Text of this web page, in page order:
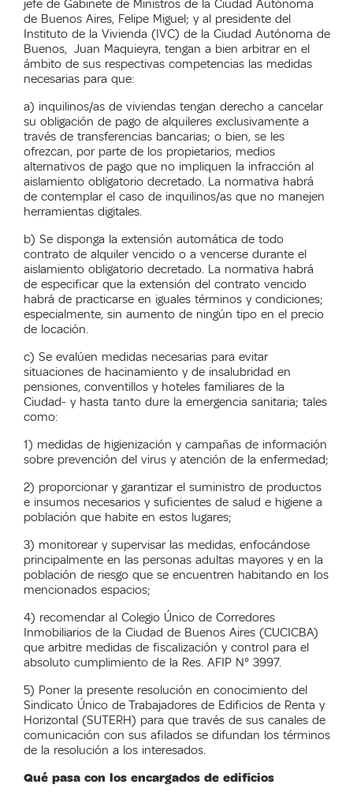
jefe de Gabinete de Ministros de la Ciudad Autónoma
de Buenos Aires, Felipe Miguel; y al presidente del
Instituto de la Vivienda (IVC) de la Ciudad Autónoma de
Buenos, Juan Maquieyra, tengan a bien arbitrar en el
ámbito de sus respectivas competencias las medidas
necesarias para que:
a) inquilinos/as de viviendas tengan derecho a cancelar
su obligación de pago de alquileres exclusivamente a
través de transferencias bancarias; o bien, se les
ofrezcan, por parte de los propietarios, medios
alternativos de pago que no impliquen la infracción al
aislamiento obligatorio decretado. La normativa habrá
de contemplar el caso de inquilinos/as que no manejen
herramientas digitales.
b) Se disponga la extensión automática de todo
contrato de alquiler vencido o a vencerse durante el
aislamiento obligatorio decretado. La normativa habrá
de especificar que la extensión del contrato vencido
habrá de practicarse en iguales términos y condiciones;
especialmente, sin aumento de ningún tipo en el precio
de locación.
c) Se evalúen medidas necesarias para evitar
situaciones de hacinamiento y de insalubridad en
pensiones, conventillos y hoteles familiares de la
Ciudad- y hasta tanto dure la emergencia sanitaria; tales
como:
1) medidas de higienización y campañas de información
sobre prevención del virus y atención de la enfermedad;
2) proporcionar y garantizar el suministro de productos
e insumos necesarios y suficientes de salud e higiene a
población que habite en estos lugares;
3) monitorear y supervisar las medidas, enfocándose
principalmente en las personas adultas mayores y en la
población de riesgo que se encuentren habitando en los
mencionados espacios;
4) recomendar al Colegio Único de Corredores
Inmobiliarios de la Ciudad de Buenos Aires (CUCICBA)
que arbitre medidas de fiscalización y control para el
absoluto cumplimiento de la Res. AFIP N° 3997.
5) Poner la presente resolución en conocimiento del
Sindicato Único de Trabajadores de Edificios de Renta y
Horizontal (SUTERH) para que través de sus canales de
comunicación con sus afilados se difundan los términos
de la resolución a los interesados.
Qué pasa con los encargados de edificios